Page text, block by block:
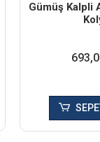
Gümüş Kalpli